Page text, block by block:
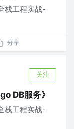
栈工程实战-
分享
关注
DB服务》
栈工程实战-